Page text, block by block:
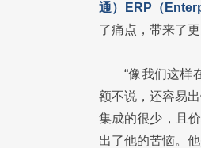
通）ERP（
了痛点，带来了更
“像我们这样
额不说，还容易
集成的很少，且
出了他的苦恼。